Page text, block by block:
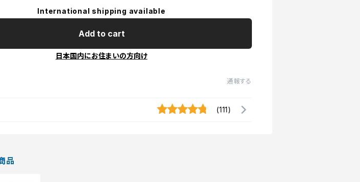
International shipping available
Add to cart
日本国内にお住まいの方向け
通報する
(111)
品